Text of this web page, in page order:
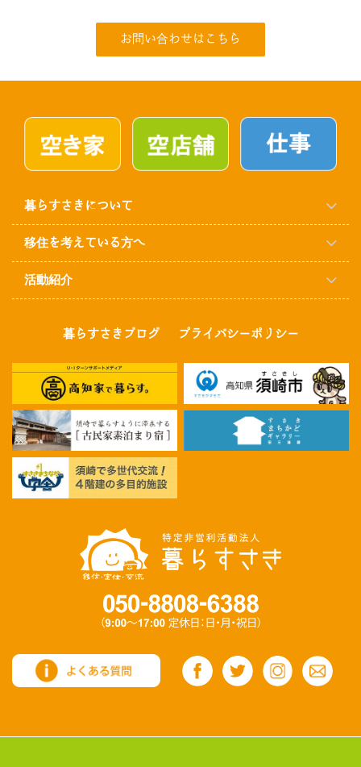
お問い合わせはこちら
暮らすさきについて
移住を考えている方へ
活動紹介
暮らすさきブログ プライバシーポリシー